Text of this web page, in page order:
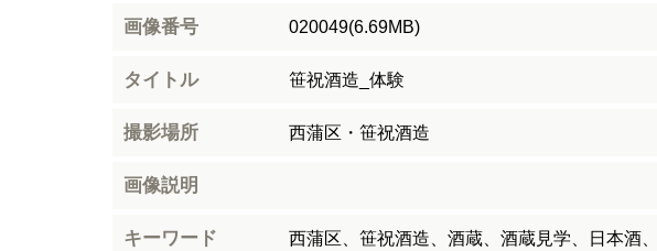
画像番号 020049(6.69MB)
タイトル 笹祝酒造_体験
撮影場所 西蒲区・笹祝酒造
画像説明
キーワード 西蒲区、笹祝酒造、酒蔵、酒蔵見学、日本酒